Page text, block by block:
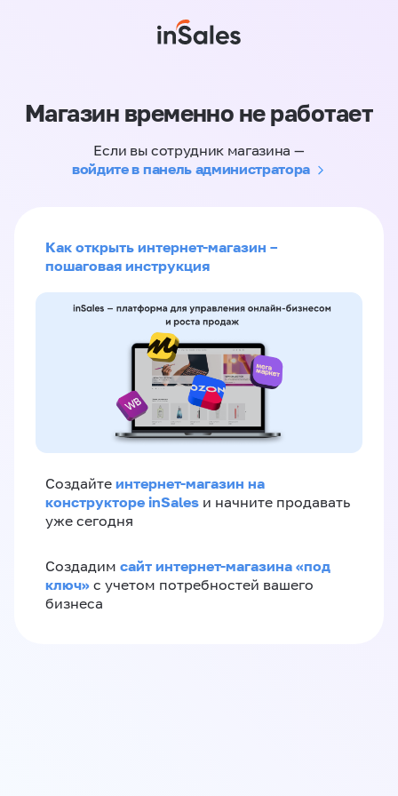
Магазин временно не работает
Если вы сотрудник магазина —
войдите в панель администратора
Как открыть интернет-магазин –
пошаговая инструкция
Создайте интернет-магазин на
конструкторе inSales и начните продавать
уже сегодня
Создадим сайт интернет-магазина «под
ключ» с учетом потребностей вашего
бизнеса